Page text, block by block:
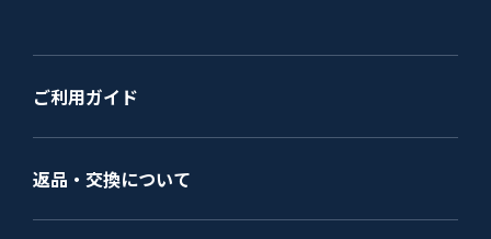
ご利用ガイド
返品・交換について